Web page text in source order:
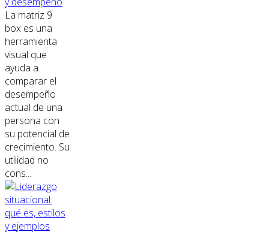
La matriz 9
box es una
herramienta
visual que
ayuda a
comparar el
desempeño
actual de una
persona con
su potencial de
crecimiento. Su
utilidad no
cons...